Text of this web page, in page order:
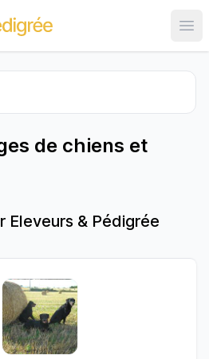
de chiens et
Eleveurs & Pédigrée